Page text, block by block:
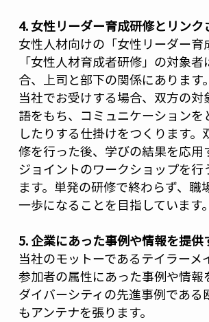
4. 女性リーダー育成研修とリンク
女性人材向けの「女性リーダー育
「女性人材育成者研修」の対象
合、上司と部下の関係にあります
当社でお受けする場合、双方の対
語をもち、コミュニケーションを
したりする仕掛けをつくります。
修を行った後、学びの結果を応用
ジョイントのワークショップを行
ます。単発の研修で終わらず、職
一歩になることを目指しています。
5. 企業にあった事例や情報を提供
当社のモットーであるテイラーメ
参加者の属性にあった事例や情報
ダイバーシティの先進事例である
もアンテナを張ります。